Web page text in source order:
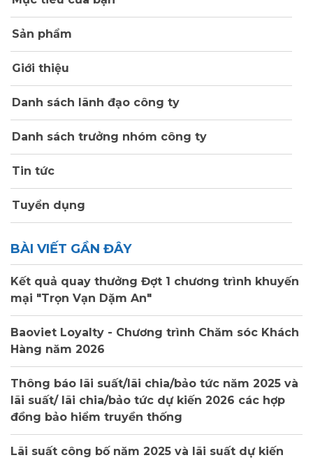
Sản phẩm
Giới thiệu
Danh sách lãnh đạo công ty
Danh sách trưởng nhóm công ty
Tin tức
Tuyển dụng
BÀI VIẾT GẦN ĐÂY
Kết quả quay thưởng Đợt 1 chương trình khuyến
mại "Trọn Vạn Dặm An"
Baoviet Loyalty - Chương trình Chăm sóc Khách
Hàng năm 2026
Thông báo lãi suất/lãi chia/bảo tức năm 2025 và
lãi suất/ lãi chia/bảo tức dự kiến 2026 các hợp
đồng bảo hiểm truyền thống
Lãi suất công bố năm 2025 và lãi suất dự kiến